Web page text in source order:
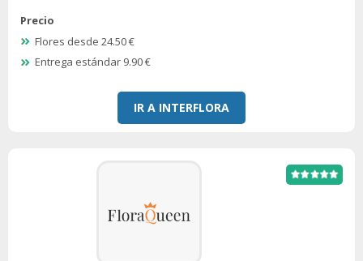
Precio
Flores desde 24.50 €
Entrega estándar 9.90 €
IR A INTERFLORA